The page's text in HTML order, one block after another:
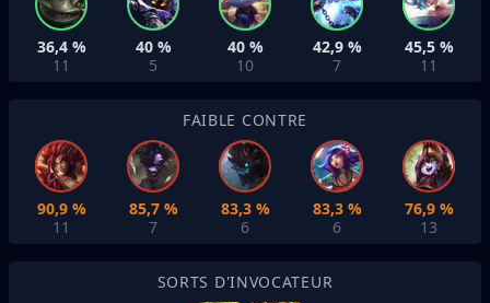
36,4 %
11
40 %
5
40 %
10
42,9 %
7
45,5 %
11
FAIBLE CONTRE
90,9 %
11
85,7 %
7
83,3 %
6
83,3 %
6
76,9 %
13
SORTS D'INVOCATEUR